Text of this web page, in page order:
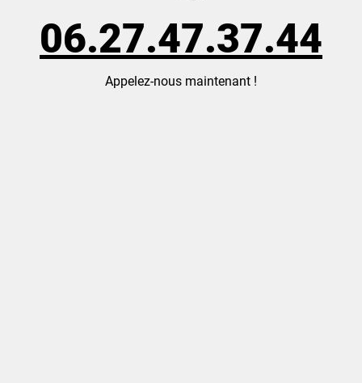
06.27.47.37.44
Appelez-nous maintenant !